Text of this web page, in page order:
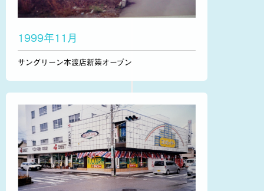
1999年11月
サングリーン本渡店新築オープン